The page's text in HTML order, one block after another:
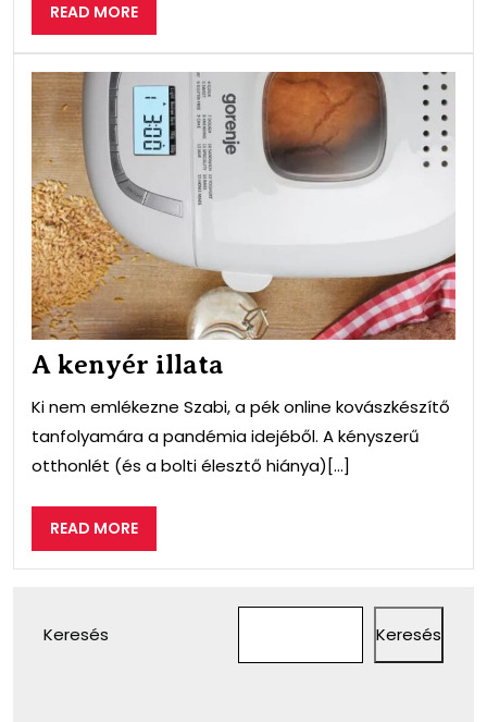
READ MOREREAD
MORE
A kenyér illata
Ki nem emlékezne Szabi, a pék online kovászkészítő
tanfolyamára a pandémia idejéből. A kényszerű
otthonlét (és a bolti élesztő hiánya)[...]
READ MOREREAD
MORE
Keresés Keresés